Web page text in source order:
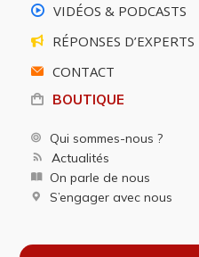
VIDÉOS & PODCASTS
RÉPONSES D’EXPERTS
CONTACT
BOUTIQUE
Qui sommes-nous ?
Actualités
On parle de nous
S’engager avec nous